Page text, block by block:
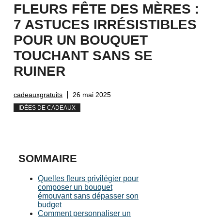
FLEURS FÊTE DES MÈRES :
7 ASTUCES IRRÉSISTIBLES
POUR UN BOUQUET
TOUCHANT SANS SE
RUINER
cadeauxgratuits 26 mai 2025
IDÉES DE CADEAUX
SOMMAIRE
Quelles fleurs privilégier pour
composer un bouquet
émouvant sans dépasser son
budget
Comment personnaliser un